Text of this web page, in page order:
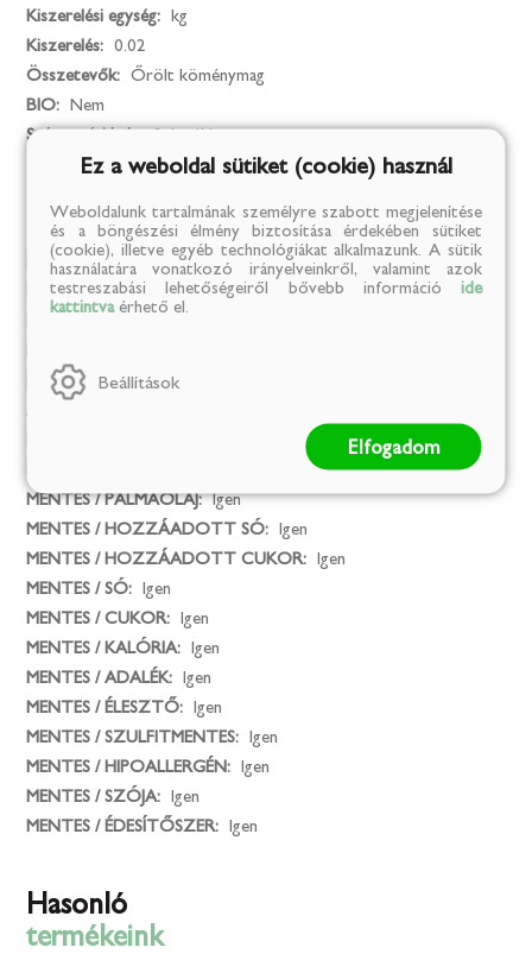
Kiszerelési egység:
kg
Kiszerelés:
0.02
Összetevők:
Őrölt köménymag
BIO:
Nem
Származási hely: Szlovákia
Mentes
Mesterséges színezék: Igen
MENTES / GLUTÉN: Igen
MENTES / ÁLLATI EREDETŰ ÖSSZETEVŐ:
Az összes allergéntől mentes termék:
MENTES / PÁLMAOLAJ: Igen
MENTES / HOZZÁADOTT SÓ:
Igen
MENTES / HOZZÁADOTT CUKOR:
Igen
MENTES / SÓ:
Igen
MENTES / CUKOR:
Igen
MENTES / KALÓRIA:
Igen
MENTES / ADALÉK:
Igen
MENTES / ÉLESZTŐ:
Igen
MENTES / SZULFITMENTES:
Igen
MENTES / HIPOALLERGÉN:
Igen
MENTES / SZÓJA:
Igen
MENTES / ÉDESÍTŐSZER:
Igen
Hasonló
termékeink
Ez a weboldal sütiket (cookie) használ
Weboldalunk tartalmának személyre szabott megjelenítése
és a böngészési élmény biztosítása érdekében sütiket
(cookie), illetve egyéb technológiákat alkalmazunk. A sütik
használatára vonatkozó irányelveinkről, valamint azok
testreszabási lehetőségeiről bővebb információ ide
kattintvaérhető el.
Beállítások
Elfogadom